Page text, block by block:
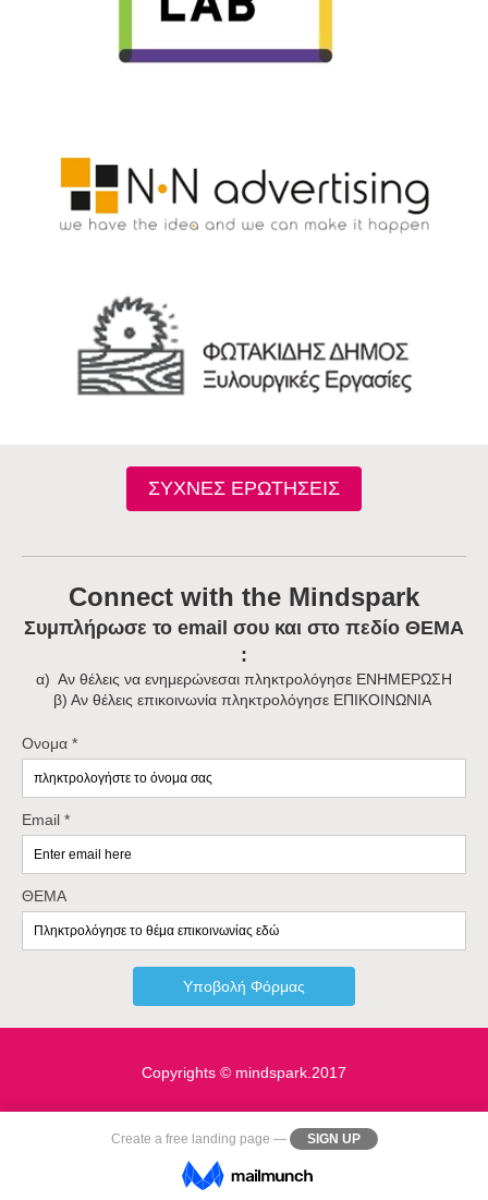
ΣΥΧΝΕΣ ΕΡΩΤΗΣΕΙΣ
Connect with the Mindspark
Συμπλήρωσε το email σου και στο πεδίο ΘΕΜΑ
:
α) Αν θέλεις να ενημερώνεσαι πληκτρολόγησε ΕΝΗΜΕΡΩΣΗ
β) Αν θέλεις επικοινωνία πληκτρολόγησε ΕΠΙΚΟΙΝΩΝΙΑ
Ονομα *
Email *
ΘΕΜΑ
Copyrights © mindspark.2017
Create a free landing page — SIGN UP